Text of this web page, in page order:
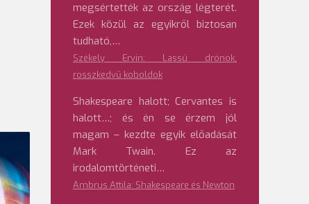
megsértették az ország légterét.
Ezek közül az egyikről biztosan
tudható,…
Székely Ervin: Lassú drónok,
rosszkedvű koboldok
Shakespeare halott; Cervantes is
halott…; és én se érzem jól
magam – kezdte egyik előadását
Mark Twain. Ez az
irodalomtörténeti…
Ambrus Attila: Shakespeare és Newton